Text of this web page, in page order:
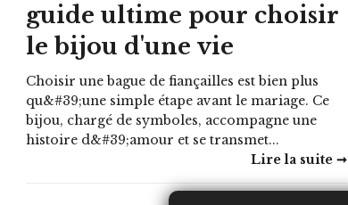
guide ultime pour choisir
le bijou d'une vie
Choisir une bague de fiançailles est bien plus
qu&#39;une simple étape avant le mariage. Ce
bijou, chargé de symboles, accompagne une
histoire d&#39;amour et se transmet...
Lire la suite ➞